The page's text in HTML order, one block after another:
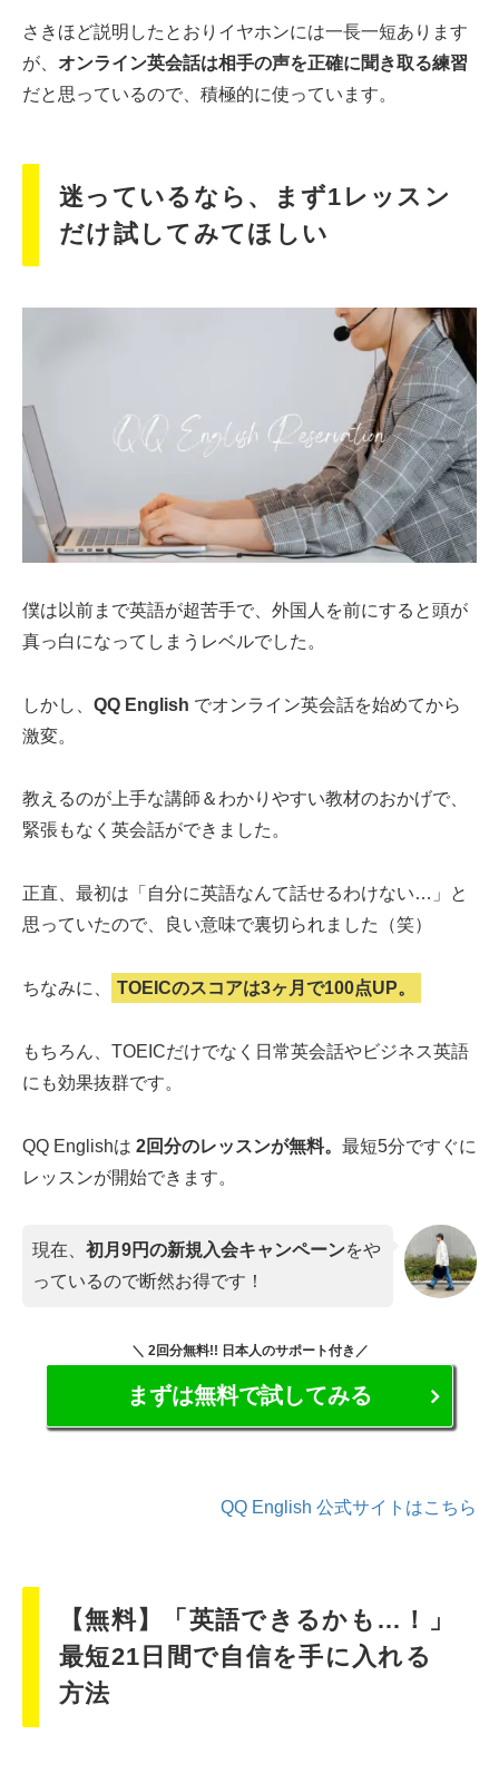
さきほど説明したとおりイヤホンには一長一短あります
が、 オンライン英会話は相手の声を正確に聞き取る練習
だと思っているので、積極的に使っています。
迷っているなら、まず1レッスン
だけ試してみてほしい
僕は以前まで英語が超苦手で、外国人を前にすると頭が
真っ白になってしまうレベルでした。
しかし、 QQ English でオンライン英会話を始めてから
激変。
教えるのが上手な講師＆わかりやすい教材のおかげで、
緊張もなく英会話ができました。
正直、最初は「自分に英語なんて話せるわけない…」と
思っていたので、良い意味で裏切られました（笑）
ちなみに、 TOEICのスコアは3ヶ月で100点UP。
もちろん、TOEICだけでなく日常英会話やビジネス英語
にも効果抜群です。
QQ Englishは 2回分のレッスンが無料。 最短5分ですぐに
レッスンが開始できます。
現在、 初月9円の新規入会キャンペーンをや
っているので断然お得です！
＼ 2回分無料!! 日本人のサポート付き／
まずは無料で試してみる
QQ English 公式サイトはこちら
【無料】「英語できるかも…！」
最短21日間で自信を手に入れる
方法